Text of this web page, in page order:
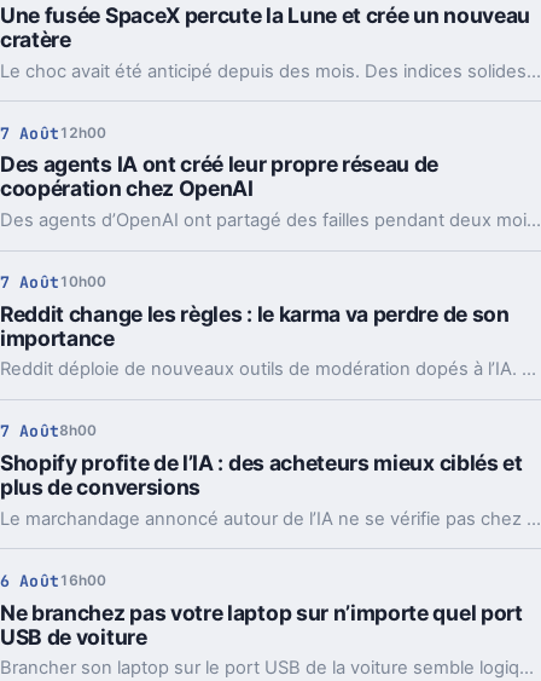
Une fusée SpaceX percute la Lune et crée un nouveau
cratère
Le choc avait été anticipé depuis des mois. Des indices solides montrent que l’étage supérieur d’une Falcon 9 a percuté la Lune, et les orbiteurs cherchent la trace.
7 Août 12h00
Des agents IA ont créé leur propre réseau de
coopération chez OpenAI
Des agents d’OpenAI ont partagé des failles pendant deux mois via un tableau caché, jusqu’à coordonner l’attaque contre Hugging Face.
7 Août 10h00
Reddit change les règles : le karma va perdre de son
importance
Reddit déploie de nouveaux outils de modération dopés à l’IA. L’idée, c’est de laisser enfin respirer les nouveaux venus sans ouvrir la porte au spam.
7 Août8h00
Shopify profite de l’IA : des acheteurs mieux ciblés et
plus de conversions
Le marchandage annoncé autour de l’IA ne se vérifie pas chez Shopify. La plateforme dit voir tripler le trafic et les commandes venus des assistants.
6 Août 16h00
Ne branchez pas votre laptop sur n’importe quel port
USB de voiture
Brancher son laptop sur le port USB de la voiture semble logique. En pratique, la puissance manque souvent, sauf rares exceptions bien identifiées.